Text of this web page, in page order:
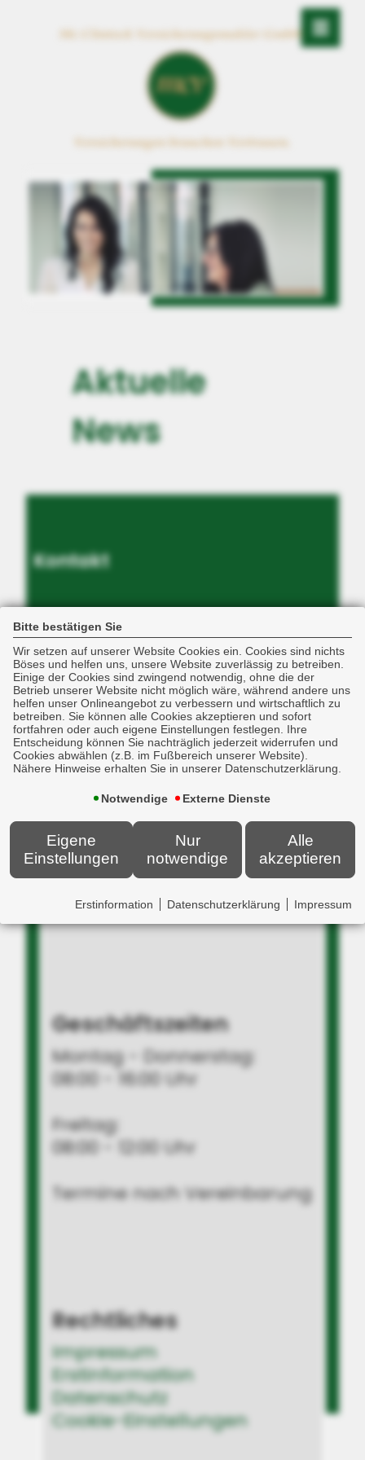
Bitte bestätigen Sie
Wir setzen auf unserer Website Cookies ein. Cookies sind nichts
Böses und helfen uns, unsere Website zuverlässig zu betreiben.
Einige der Cookies sind zwingend notwendig, ohne die der
Betrieb unserer Website nicht möglich wäre, während andere uns
helfen unser Onlineangebot zu verbessern und wirtschaftlich zu
betreiben. Sie können alle Cookies akzeptieren und sofort
fortfahren oder auch eigene Einstellungen festlegen. Ihre
Entscheidung können Sie nachträglich jederzeit widerrufen und
Cookies abwählen (z.B. im Fußbereich unserer Website).
Nähere Hinweise erhalten Sie in unserer Datenschutzerklärung.
Notwendige Externe Dienste
Eigene
Einstellungen
Nur
notwendige
Alle
akzeptieren
Erstinformation Datenschutzerklärung Impressum
Aktuelle
News
Kontakt
Mc Clintock
Versicherungsmakler GmbH
Memminger Str. 83
89281 Altenstadt
+49 8337 21097-0
info[at]mcv-vm.de
Geschäftszeiten
Montag - Donnerstag:
08:00 - 16:00 Uhr
Freitag:
08:00 - 12:00 Uhr
Termine nach Vereinbarung
Rechtliches
Impressum
Erstinformation
Datenschutz
Cookie-Einstellungen